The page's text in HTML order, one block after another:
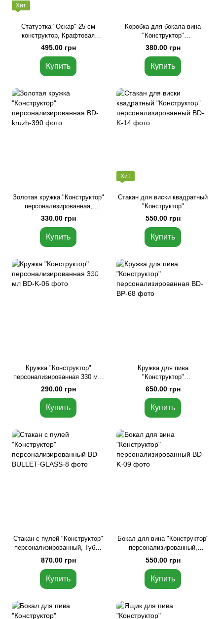
Хит
Статуэтка "Оскар" 25 см
конструктор, Крафтовая
коробка
495.00 грн
Купить
Коробка для бокала вина
"Конструктор"
персонализированный
380.00 грн
Купить
Золотая кружка "Конструктор"
персонализированная,
Золотой, Крафтовая коробка,
330 мл
330.00 грн
Купить
Хит
Стакан для виски квадратный
"Конструктор"
персонализированный,
Крафтовая коробка
550.00 грн
Купить
Кружка "Конструктор"
персонализированная 330 мл,
Красный, Крафтовая коробка,
330 мл
290.00 грн
Купить
Кружка для пива
"Конструктор"
персонализированная,
Крафтовая коробка
650.00 грн
Купить
Стакан с пулей "Конструктор"
персонализированный, Тубус
из шпона
870.00 грн
Купить
Бокал для вина "Конструктор"
персонализированный,
Крафтовая коробка
550.00 грн
Купить